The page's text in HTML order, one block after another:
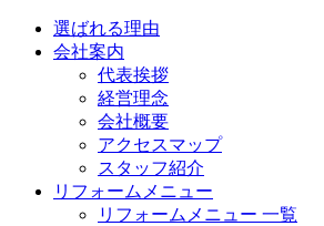
選ばれる理由
会社案内
代表挨拶
経営理念
会社概要
アクセスマップ
スタッフ紹介
リフォームメニュー
リフォームメニュー 一覧